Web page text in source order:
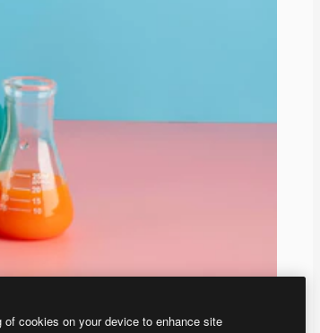
cookies on your device to enhance site